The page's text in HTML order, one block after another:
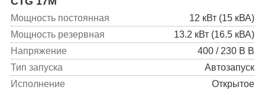
Мощность постоянная
12 кВт (15 кВА)
Мощность резервная
13.2 кВт (16.5 кВА)
Напряжение
400 / 230 В В
Тип запуска
Автозапуск
Исполнение
Открытое